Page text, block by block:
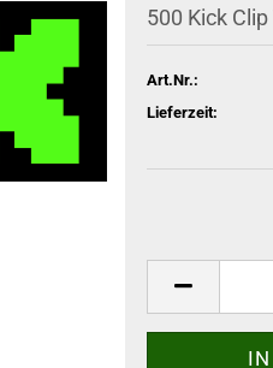
500 Kick
Art.Nr.:
Lieferzeit: